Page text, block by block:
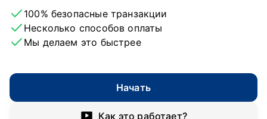
100% безопасные транзакции
Несколько способов оплаты
Мы делаем это быстрее
Начать
Как это работает?